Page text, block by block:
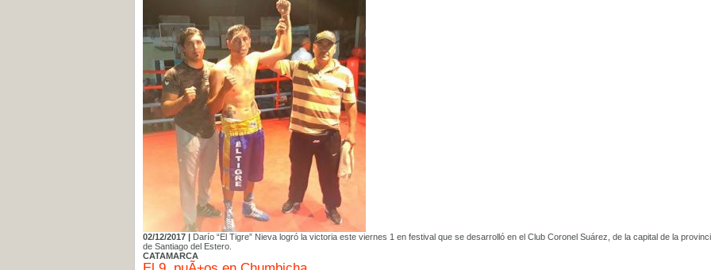
02/12/2017 | Darío “El Tigre” Nieva logró la victoria este viernes 1 en festival que se desarrolló en el Club Coronel Suárez, de la capital de la
de Santiago del Estero.
CATAMARCA